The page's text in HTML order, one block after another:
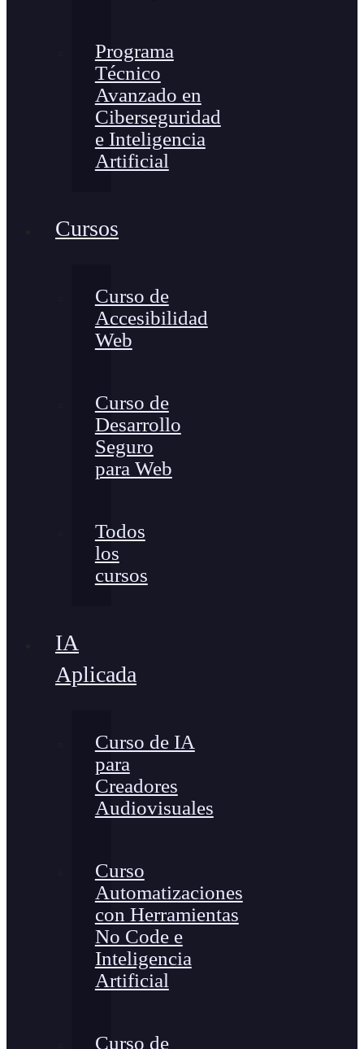
Programa
Técnico
Avanzado en
Ciberseguridad
e Inteligencia
Artificial
Cursos
Curso de
Accesibilidad
Web
Curso de
Desarrollo
Seguro
para Web
Todos
los
cursos
IA
Aplicada
Curso de IA
para
Creadores
Audiovisuales
Curso
Automatizaciones
con Herramientas
No Code e
Inteligencia
Artificial
Curso de